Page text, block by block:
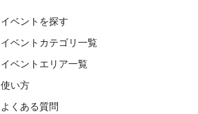
イベントを探す
イベントカテゴリ一覧
イベントエリア一覧
使い方
よくある質問